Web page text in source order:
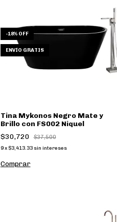
-18% OFF
ENVÍO GRATIS
Tina Mykonos Negro Mate y
Brillo con FS002 Niquel
$30,720
$37,500
9 x $3,413.33 sin intereses
Comprar